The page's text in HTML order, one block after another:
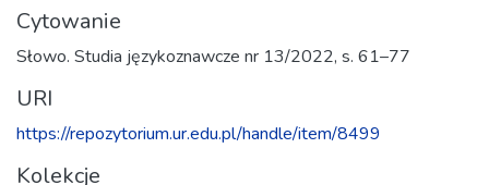
Cytowanie
Słowo. Studia językoznawcze nr 13/2022, s. 61–77
URI
https://repozytorium.ur.edu.pl/handle/item/8499
Kolekcje